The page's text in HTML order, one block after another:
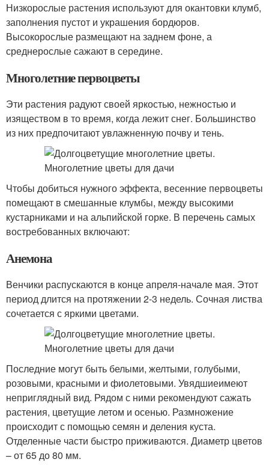
Низкорослые растения используют для окантовки клумб,
заполнения пустот и украшения бордюров.
Высокорослые размещают на заднем фоне, а
среднерослые сажают в середине.
Многолетние первоцветы
Эти растения радуют своей яркостью, нежностью и
изяществом в то время, когда лежит снег. Большинство
из них предпочитают увлажненную почву и тень.
Чтобы добиться нужного эффекта, весенние первоцветы
помещают в смешанные клумбы, между высокими
кустарниками и на альпийской горке. В перечень самых
востребованных включают:
Анемона
Венчики распускаются в конце апреля-начале мая. Этот
период длится на протяжении 2-3 недель. Сочная листва
сочетается с яркими цветами.
Последние могут быть белыми, желтыми, голубыми,
розовыми, красными и фиолетовыми. Увядшиеимеют
неприглядный вид. Рядом с ними рекомендуют сажать
растения, цветущие летом и осенью. Размножение
происходит с помощью семян и деления куста.
Отделенные части быстро приживаются. Диаметр цветов
– от 65 до 80 мм.